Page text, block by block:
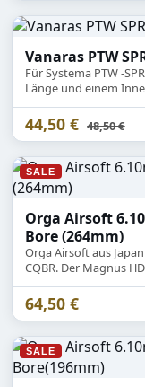
Vanaras PTW
Für Systema PTW -
Länge und einem
44,50 € Statt
48,50 €
SALE
Orga Airsoft
Bore (264mm)
Orga Airsoft aus
CQBR. Der Magnus
Innenmaß 6.10mm.
64,50 €
SALE